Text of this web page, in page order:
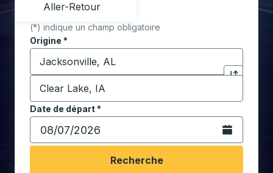
Aller-Retour
(*) indique un champ obligatoire
Origine *
Commencez à saisir la ville d'origine pour ouvrir
Cliquez
Destination *
Commencez à saisir la ville de destination pour
Date de départ*
Tapez la date au format date Barre oblique du mois à
Ouvrez le
Recherche